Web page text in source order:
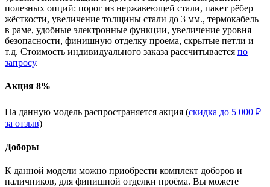
полезных опций: порог из нержавеющей стали, пакет рёбер
жёсткости, увеличение толщины стали до 3 мм., термокабель
в раме, удобные электронные функции, увеличение уровня
безопасности, финишную отделку проема, скрытые петли и
т.д. Стоимость индивидуального заказа рассчитывается по
запросу.
Акция 8%
На данную модель распространяется акция (скидка до 5 000 ₽
за отзыв)
Доборы
К данной модели можно приобрести комплект доборов и
наличников, для финишной отделки проёма. Вы можете